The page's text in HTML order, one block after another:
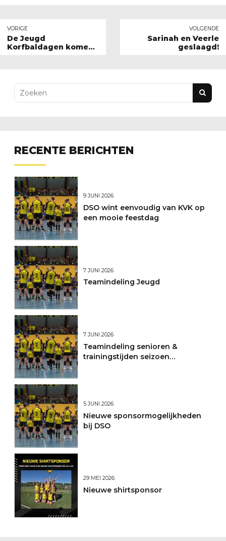
VORIGE
De Jeugd
Korfbaldagen komen
VOLGENDE
Sarinah en Veerle
geslaagd!
RECENTE BERICHTEN
9 JUNI 2026
DSO wint eenvoudig van KVK op
een mooie feestdag
7 JUNI 2026
Teamindeling Jeugd
7 JUNI 2026
Teamindeling senioren &
trainingstijden seizoen
5 JUNI 2026
Nieuwe sponsormogelijkheden
bij DSO
29 MEI 2026
Nieuwe shirtsponsor